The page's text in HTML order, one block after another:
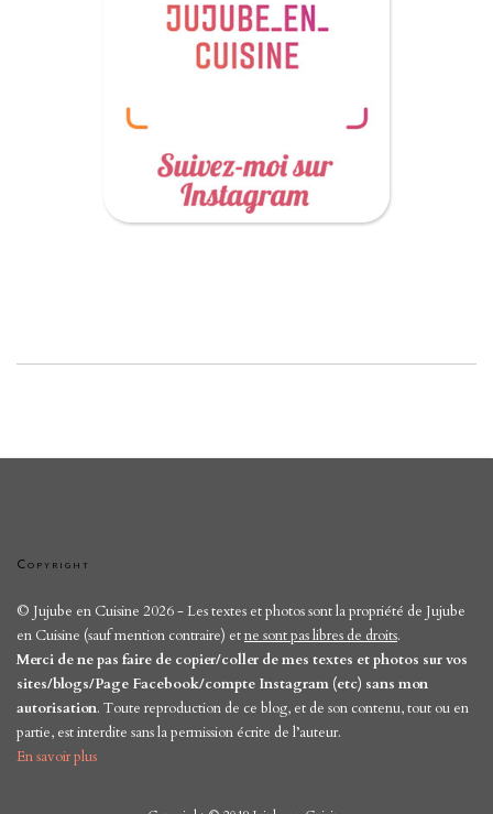
Copyright
© Jujube en Cuisine 2026 - Les textes et photos sont la propriété de Jujube
en Cuisine (sauf mention contraire) etne sont pas libres de droits.
Merci de ne pas faire de copier/coller de mes textes et photos sur vos
sites/blogs/Page Facebook/compte Instagram (etc) sans mon
autorisation. Toute reproduction de ce blog, et de son contenu, tout ou en
partie, est interdite sans la permission écrite de l’auteur.
En savoir plus